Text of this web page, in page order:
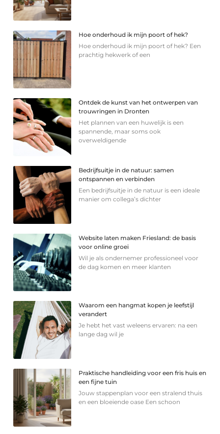
Hoe onderhoud ik mijn poort of hek?
Hoe onderhoud ik mijn poort of hek? Een
prachtig hekwerk of een
Ontdek de kunst van het ontwerpen van
trouwringen in Dronten
Het plannen van een huwelijk is een
spannende, maar soms ook
overweldigende
Bedrijfsuitje in de natuur: samen
ontspannen en verbinden
Een bedrijfsuitje in de natuur is een ideale
manier om collega’s dichter
Website laten maken Friesland: de basis
voor online groei
Wil je als ondernemer professioneel voor
de dag komen en meer klanten
Waarom een hangmat kopen je leefstijl
verandert
Je hebt het vast weleens ervaren: na een
lange dag wil je
Praktische handleiding voor een fris huis en
een fijne tuin
Jouw stappenplan voor een stralend thuis
en een bloeiende oase Een schoon